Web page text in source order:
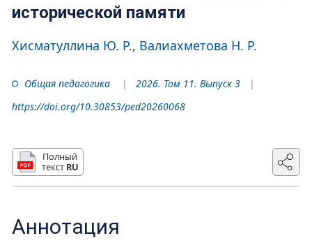
исторической памяти
Хисматуллина Ю. Р. Валиахметова Н. Р.
Общая педагогика
2026. Том 11. Выпуск 3
https://doi.org/10.30853/ped20260068
Полный
текст RU
Аннотация